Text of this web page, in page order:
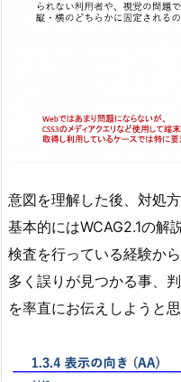
意図を理解した後、対処
基本的にはWCAG2.1の解
検査を行っている経験か
多く誤りが見つかる事、
を率直にお伝えしようと思